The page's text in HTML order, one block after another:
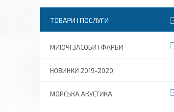
ТОВАРИ І ПОСЛУГИ
МИЮЧІ ЗАСОБИ І ФАРБИ
НОВИНКИ 2019-2020
МОРСЬКА АКУСТИКА